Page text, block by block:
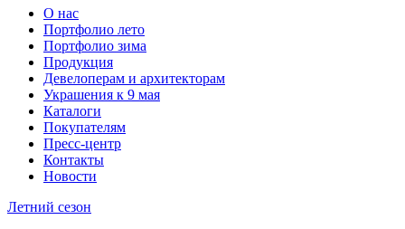
О нас
Портфолио лето
Портфолио зима
Продукция
Девелоперам и архитекторам
Украшения к 9 мая
Каталоги
Покупателям
Пресс-центр
Контакты
Новости
Летний сезон